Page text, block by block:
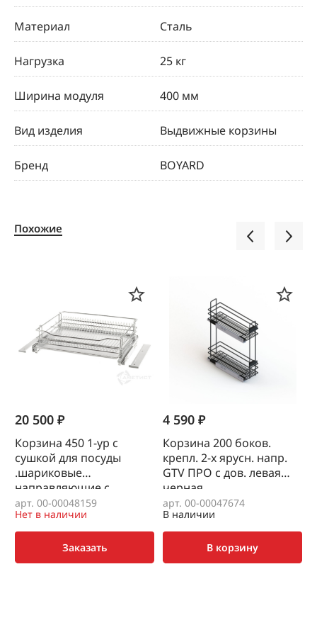
Материал Сталь
Нагрузка 25 кг
Ширина модуля 400 мм
Вид изделия Выдвижные корзины
Бренд BOYARD
Похожие
20 500 ₽
Корзина 450 1-ур с
сушкой для посуды
.шариковые
направляющие с
доводчиком полного
выдвижение VIBO (
крепление выписывать
отдельно PRCA02)
арт. 00-00048159
Нет в наличии
Заказать
4 590 ₽
Корзина 200 боков.
крепл. 2-х ярусн. напр.
GTV ПРО с дов. левая
черная
арт. 00-00047674
В наличии
В корзину